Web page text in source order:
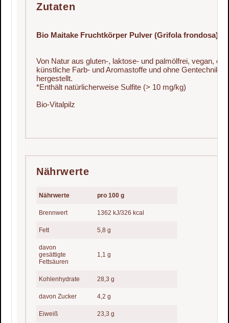
Zutaten
Bio Maitake Fruchtkörper Pulver (Grifola frondosa)*
Von Natur aus gluten-, laktose- und palmölfrei, vegan,
künstliche Farb- und Aromastoffe und ohne Gentechnik
hergestellt.
*Enthält natürlicherweise Sulfite (> 10 mg/kg)
Bio-Vitalpilz
Nährwerte
Nährwerte pro 100 g
Brennwert 1362 kJ/326 kcal
Fett 5,8 g
davon
gesättigte
Fettsäuren
1,1 g
Kohlenhydrate 28,3 g
davon Zucker 4,2 g
Eiweiß 23,3 g